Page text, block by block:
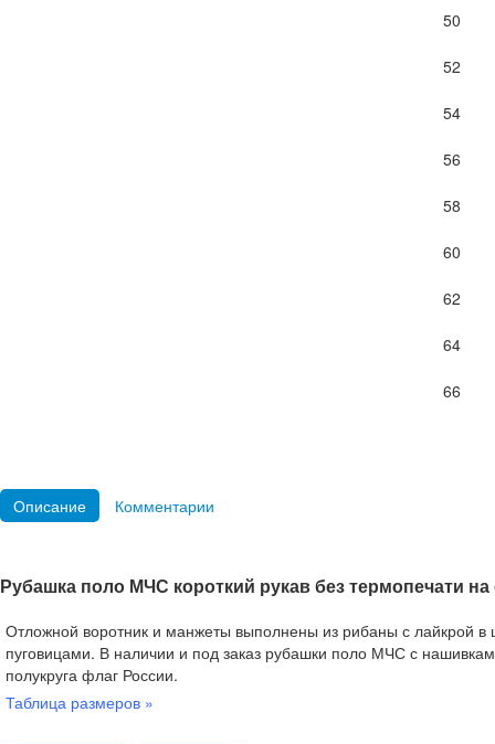
50
52
54
56
58
60
62
64
66
Описание Комментарии
Рубашка поло МЧС короткий рукав без термопечати на
Отложной воротник и манжеты выполнены из рибаны с лайкрой в
пуговицами. В наличии и под заказ рубашки поло МЧС с
полукруга флаг России.
Таблица размеров »